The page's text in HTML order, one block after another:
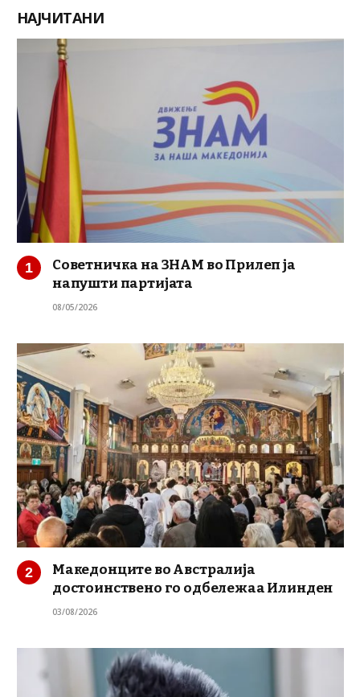
НАЈЧИТАНИ
Советничка на ЗНАМ во Прилеп ја
напушти партијата
08/05/2026
Македонците во Австралија
достоинствено го одбележаа Илинден
03/08/2026